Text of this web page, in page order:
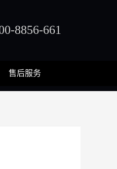
售后服务
8856-661